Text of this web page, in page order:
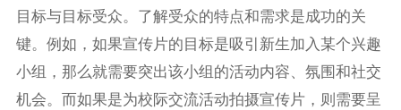
目标与目标受众。了解受众的特点和需求是成功的关
键。例如，如果宣传片的目标是吸引新生加入某个兴趣
小组，那么就需要突出该小组的活动内容、氛围和社交
机会。而如果是为校际交流活动拍摄宣传片，则需要呈